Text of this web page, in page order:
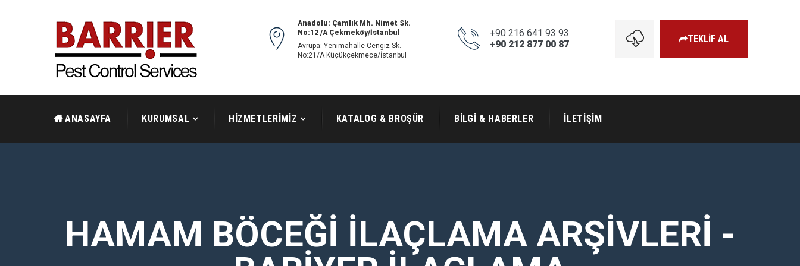
Anadolu: Çamlık Mh. Nimet Sk.
No:12 /A Çekmeköy/İstanbul
Avrupa: Yenimahalle Cengiz Sk.
No:21/A Küçükçekmece/İstanbul
+90 216 641 93 93
+90 212 877 00 87
TEKLİF AL
ANASAYFA KURUMSAL HİZMETLERİMİZ KATALOG & BROŞÜR BİLGİ & HABERLER İLETİŞİM
HAMAM BÖCEĞI İLAÇLAMA ARŞIVLERI -